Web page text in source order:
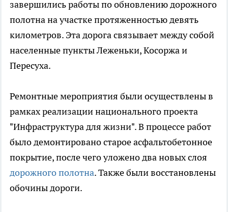
завершились работы по обновлению дорожного
полотна на участке протяженностью девять
километров. Эта дорога связывает между собой
населенные пункты Леженьки, Косоржа и
Пересуха.
Ремонтные мероприятия были осуществлены в
рамках реализации национального проекта
"Инфраструктура для жизни". В процессе работ
было демонтировано старое асфальтобетонное
покрытие, после чего уложено два новых слоя
дорожного полотна. Также были восстановлены
обочины дороги.